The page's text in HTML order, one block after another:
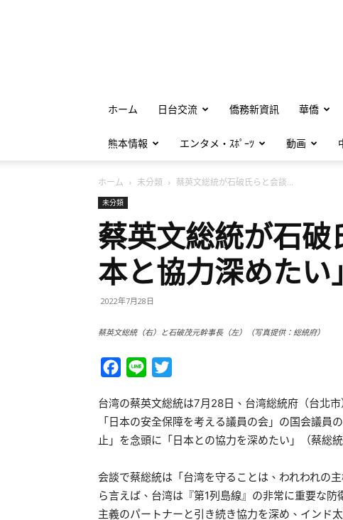
ホーム 日台交流 僑務新資訊 華僑
熊本情報 エンタメ・ｽﾎﾟｰﾂ 動画
ホーム 未分類 蔡英文総統が石破氏らと会談...
未分類
蔡英文総統が石破
本と協力深めたい」
2022年7月28日
蔡英文総統（右）と石破茂元幹事長（左）（写真提供：総統府）
Facebook
Line
台湾の蔡英文総統は7月28日、台湾総統府（台北
「日本の安全保障を考える議員の会」の国会議
止」を念頭に「日本との協力を深めたい」（蔡総
会談で蔡総統は「台湾を守ることは、われわれの
ら言えば、台湾は『第1列島線』の非常に重要な
主義のパートナーと引き続き協力を深め、インド